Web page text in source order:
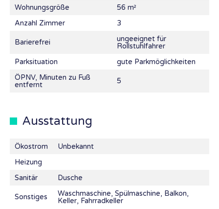
Wohnungsgröße
56 m²
Anzahl Zimmer
3
Barierefrei
ungeeignet für
Rollstuhlfahrer
Parksituation
gute Parkmöglichkeiten
ÖPNV, Minuten zu Fuß
entfernt
5
Ausstattung
Ökostrom
Unbekannt
Heizung
Sanitär
Dusche
Sonstiges
Waschmaschine, Spülmaschine, Balkon,
Keller, Fahrradkeller